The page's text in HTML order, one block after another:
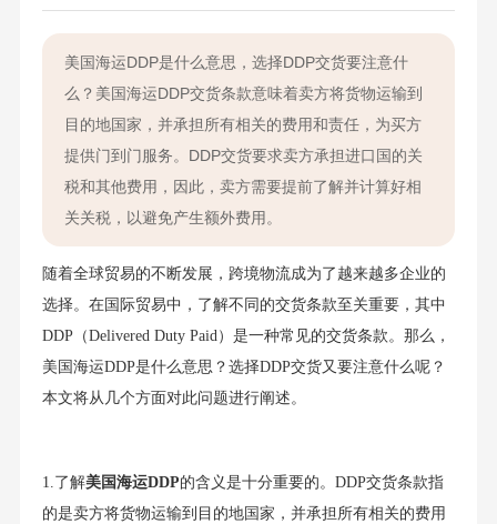
美国海运DDP是什么意思，选择DDP交货要注意什
么？美国海运DDP交货条款意味着卖方将货物运输到
目的地国家，并承担所有相关的费用和责任，为买方
提供门到门服务。DDP交货要求卖方承担进口国的关
税和其他费用，因此，卖方需要提前了解并计算好相
关关税，以避免产生额外费用。
随着全球贸易的不断发展，跨境物流成为了越来越多企业的
选择。在国际贸易中，了解不同的交货条款至关重要，其中
DDP（Delivered Duty Paid）是一种常见的交货条款。那么，
美国海运DDP是什么意思？选择DDP交货又要注意什么呢？
本文将从几个方面对此问题进行阐述。
1.了解美国海运DDP的含义是十分重要的。DDP交货条款指
的是卖方将货物运输到目的地国家，并承担所有相关的费用